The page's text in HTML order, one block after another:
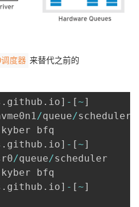
度器 来替代之前的
. github . io] - [~]
/queue/
bfq
. github . io] - [~]
/queue/scheduler
kyber bfq
. github . io] - [~]